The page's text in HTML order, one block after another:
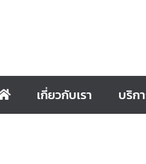
เกี่ยวกับเรา บริก